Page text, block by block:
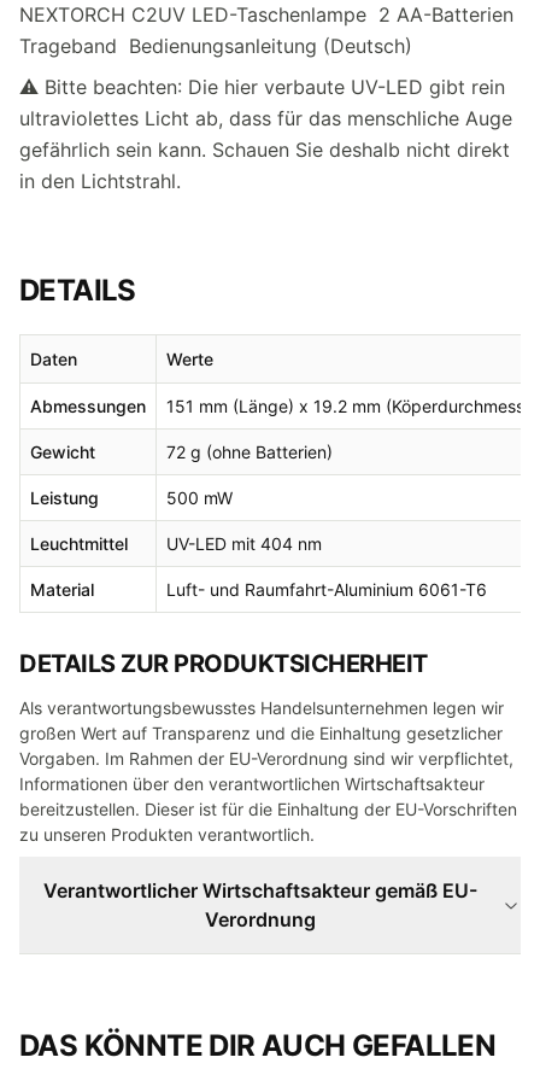
NEXTORCH C2UV LED-Taschenlampe 2 AA-Batterien
Trageband Bedienungsanleitung (Deutsch)
⚠ Bitte beachten: Die hier verbaute UV-LED gibt rein
ultraviolettes Licht ab, dass für das menschliche Auge
gefährlich sein kann. Schauen Sie deshalb nicht direkt
in den Lichtstrahl.
DETAILS
Daten Werte
Abmessungen 151 mm (Länge) x 19.2 mm
Gewicht 72 g (ohne Batterien)
Leistung 500 mW
Leuchtmittel UV-LED mit 404 nm
Material Luft- und Raumfahrt-Aluminium 6061-T6
DETAILS ZUR PRODUKTSICHERHEIT
Als verantwortungsbewusstes Handelsunternehmen legen wir
großen Wert auf Transparenz und die Einhaltung gesetzlicher
Vorgaben. Im Rahmen der EU-Verordnung sind wir verpflichtet,
Informationen über den verantwortlichen Wirtschaftsakteur
bereitzustellen. Dieser ist für die Einhaltung der EU-Vorschriften
zu unseren Produkten verantwortlich.
Verantwortlicher Wirtschaftsakteur gemäß EU-
Verordnung
DAS KÖNNTE DIR AUCH GEFALLEN